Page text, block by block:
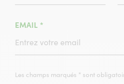
EMAIL *
Les champs marqués * sont